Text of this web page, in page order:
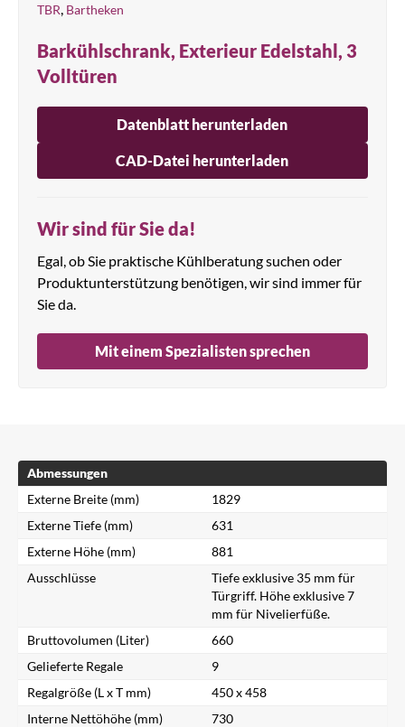
TBR Bartheken
Barkühlschrank, Exterieur Edelstahl, 3
Volltüren
Datenblatt herunterladen
CAD-Datei herunterladen
Wir sind für Sie da!
Egal, ob Sie praktische Kühlberatung suchen oder
Produktunterstützung benötigen, wir sind immer für
Sie da.
Mit einem Spezialisten sprechen
Abmessungen
Externe Breite (mm)
1829
Externe Tiefe (mm)
631
Externe Höhe (mm)
881
Ausschlüsse
Tiefe exklusive 35 mm für
Türgriff. Höhe exklusive 7
mm für Nivelierfüße.
Bruttovolumen (Liter)
660
Gelieferte Regale
9
Regalgröße (L x T mm)
450 x 458
Interne Nettöhöhe (mm)
730